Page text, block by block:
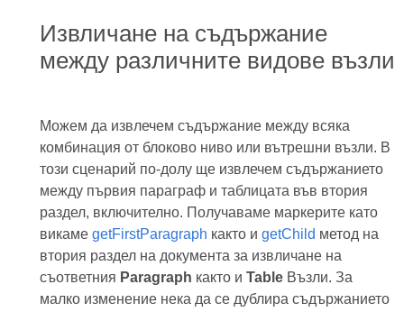
Извличане на съдържание
между различните видове възли
Можем да извлечем съдържание между всяка
комбинация от блоково ниво или вътрешни възли. В
този сценарий по-долу ще извлечем съдържанието
между първия параграф и таблицата във втория
раздел, включително. Получаваме маркерите като
викаме getFirstParagraph както и getChild метод на
втория раздел на документа за извличане на
съответния Paragraph както и TableВъзли. За
малко изменение нека да се дублира съдържанието